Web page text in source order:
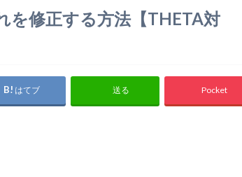
を修正する方法【THETA対
はてブ 送る Pocket